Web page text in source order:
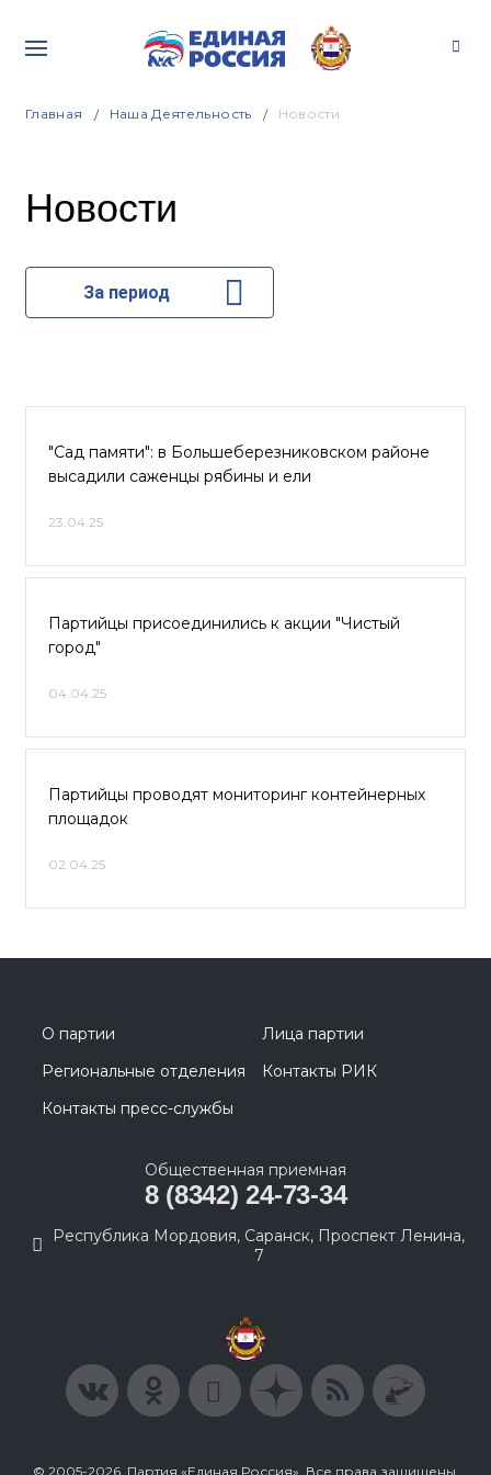
Главная Наша Деятельность Новости
Новости
За период
"Сад памяти": в Большеберезниковском районе
высадили саженцы рябины и ели
23.04.25
Партийцы присоединились к акции "Чистый
город"
04.04.25
Партийцы проводят мониторинг контейнерных
площадок
02.04.25
О партии
Лица партии
Региональные отделения
Контакты РИК
Контакты пресс-службы
Общественная приемная
8 (8342) 24-73-34
Республика Мордовия, Саранск, Проспект Ленина,
7
© 2005-2026, Партия «Единая Россия». Все права защищены.